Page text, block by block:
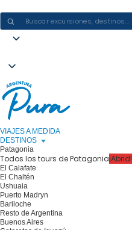
VIAJES A MEDIDA
DESTINOS
Patagonia
Todos los tours de Patagonia¡Abrid!
El Calafate
El Chaltén
Ushuaia
Puerto Madryn
Bariloche
Resto de Argentina
Buenos Aires